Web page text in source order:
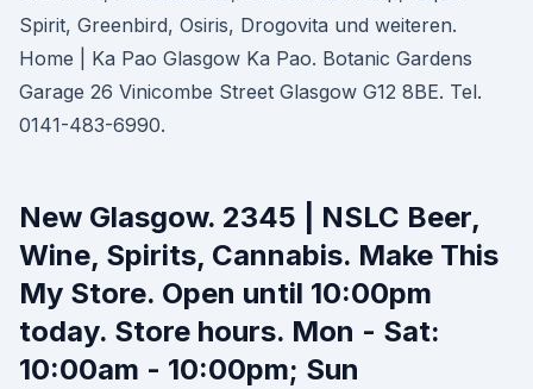
Spirit, Greenbird, Osiris, Drogovita und weiteren.
Home | Ka Pao Glasgow Ka Pao. Botanic Gardens
Garage 26 Vinicombe Street Glasgow G12 8BE. Tel.
0141-483-6990.
New Glasgow. 2345 | NSLC Beer,
Wine, Spirits, Cannabis. Make This
My Store. Open until 10:00pm
today. Store hours. Mon - Sat:
10:00am - 10:00pm; Sun